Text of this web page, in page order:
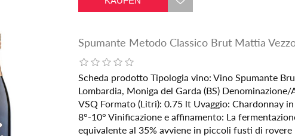
Spumante Metodo Classico Brut Mattia
Scheda prodotto Tipologia vino: Vino Spumante
Lombardia, Moniga del Garda (BS)
VSQ Formato (Litri): 0.75 lt Uvaggio: Chardonnay
8°-10° Vinificazione e affinamento: La
equivalente al 35% avviene in piccoli fusti di